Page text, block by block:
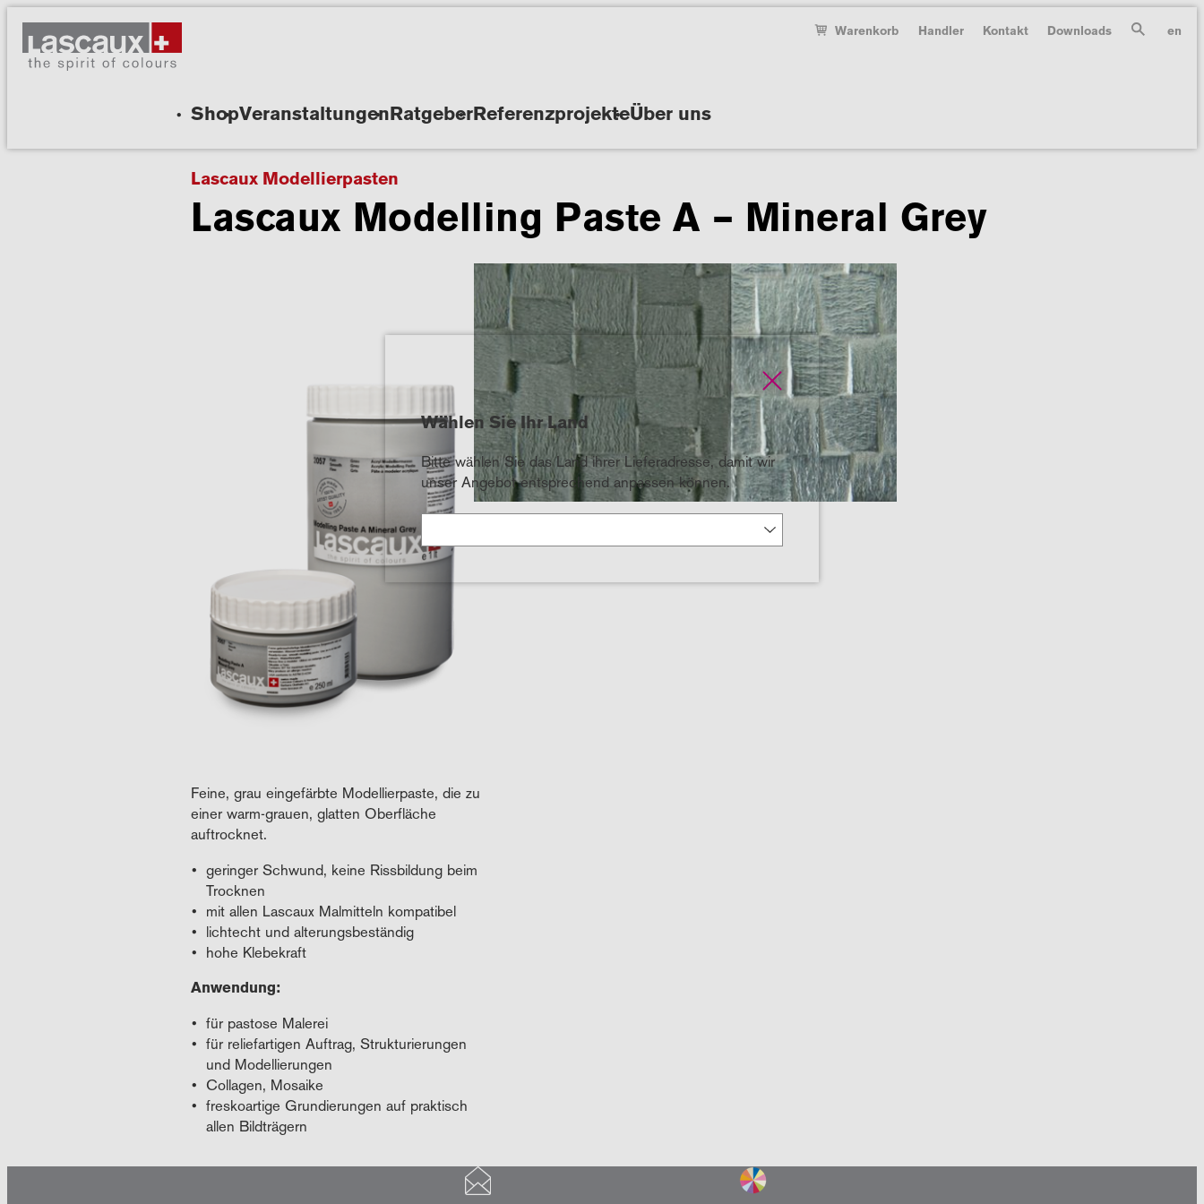
Warenkorb Handler Kontakt Downloads Suche en
ShopVeranstaltungenRatgeberReferenzprojekteÜber uns
Lascaux Modellierpasten
Lascaux Modelling Paste A – Mineral Grey
Feine, grau eingefärbte Modellierpaste, die zu
einer warm-grauen, glatten Oberfläche
auftrocknet.
geringer Schwund, keine Rissbildung beim
Trocknen
mit allen Lascaux Malmitteln kompatibel
lichtecht und alterungsbeständig
hohe Klebekraft
Anwendung:
für pastose Malerei
für reliefartigen Auftrag, Strukturierungen
und Modellierungen
Collagen, Mosaike
freskoartige Grundierungen auf praktisch
allen Bildträgern
Wählen Sie Ihr Land
Bitte wählen Sie das Land ihrer Lieferadresse, damit wir
unser Angebot entsprechend anpassen können.